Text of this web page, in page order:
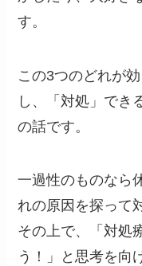
す。
この3つのどれが
し、「対処」でき
の話です。
一過性のものなら
れの原因を探って
その上で、「対処
う！」と思考を向